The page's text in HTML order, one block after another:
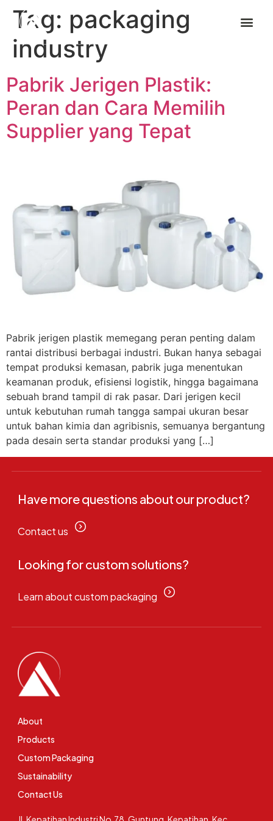
Tag: packaging
industry
Pabrik Jerigen Plastik:
Peran dan Cara Memilih
Supplier yang Tepat
Pabrik jerigen plastik memegang peran penting dalam
rantai distribusi berbagai industri. Bukan hanya sebagai
tempat produksi kemasan, pabrik juga menentukan
keamanan produk, efisiensi logistik, hingga bagaimana
sebuah brand tampil di rak pasar. Dari jerigen kecil
untuk kebutuhan rumah tangga sampai ukuran besar
untuk bahan kimia dan agribisnis, semuanya bergantung
pada desain serta standar produksi yang […]
Have more questions about our product?
Contact us
Looking for custom solutions?
Learn about custom packaging
About
Products
Custom Packaging
Sustainability
Contact Us